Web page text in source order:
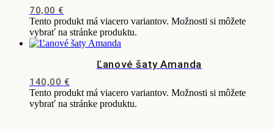
70,00 €
Tento produkt má viacero variantov. Možnosti si môžete
vybrať na stránke produktu.
Ľanové šaty Amanda
140,00 €
Tento produkt má viacero variantov. Možnosti si môžete
vybrať na stránke produktu.